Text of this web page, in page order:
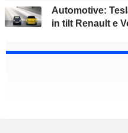
Automotive:
in tilt Renault e